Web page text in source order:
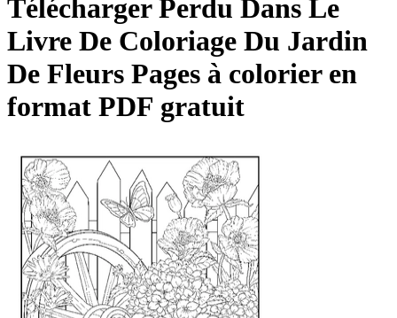
Télécharger Perdu Dans Le
Livre De Coloriage Du Jardin
De Fleurs Pages à colorier en
format PDF gratuit